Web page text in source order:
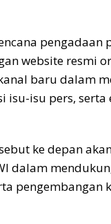
pengadaan
website resmi
baru dalam
isu-isu pers, serta
ke depan
dalam
pengembangan